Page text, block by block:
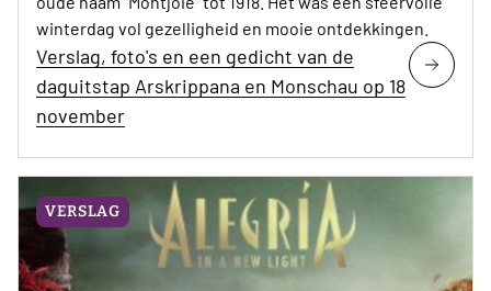
winterdag vol gezelligheid en mooie ontdekkingen.
Verslag, foto's en een gedicht van de
daguitstap Arskrippana en Monschau op 18
november
VERSLAG